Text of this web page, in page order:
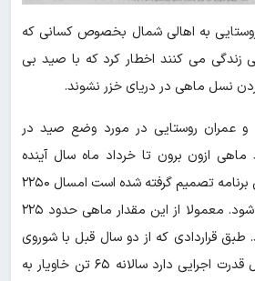
به اهالی شمال بخصوص کسانی که
زندگی می کنند اخطار کرد که با صید بی
نسل ماهی در دریای خزر نشوند.
و عمران روستایی در مورد وضع صید در
ازون برون تا خرداد ماه سال آینده
ادامه خواهد یافت و طبق برنامه تصمیم گرفته شده است امسال ۲۲۵۰
تن ماهی غضروفی صید شود. معمولا از این مقدار ماهی حدود ۲۲۵
قراردادی که از دو سال قبل با شوروی
منعقد شده و برای ۵ سال قدرت اجرایی دارد سالانه ۶۵ تن خاویار به